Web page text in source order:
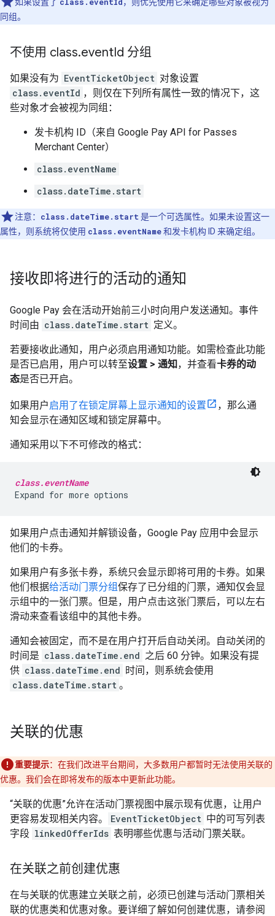
同组。
不使用 class.eventId 分组
如果没有为 EventTicketObject 对象设置
class.eventId ，则仅在下列所有属性一致的情况下，这
些对象才会被视为同组：
发卡机构 ID（来自 Google Pay API for Passes
Merchant Center）
class.eventName
class.dateTime.start
注意： class.dateTime.start 是一个可选属性。如果未设置这一
属性，则系统将仅使用 class.eventName和发卡机构 ID 来确定组。
接收即将进行的活动的通知
Google Pay 会在活动开始前三小时向用户发送通知。事件
时间由 class.dateTime.start 定义。
若要接收此通知，用户必须启用通知功能。如需检查此功能
是否已启用，用户可以转至设置 > 通知，并查看卡券的动
态是否已开启。
如果用户启用了在锁定屏幕上显示通知的设置
，那么通
知会显示在通知区域和锁定屏幕中。
通知采用以下不可修改的格式：
class.eventName
如果用户点击通知并解锁设备，Google Pay 应用中会显示
他们的卡券。
如果用户有多张卡券，系统只会显示即将可用的卡券。如果
他们根据给活动门票分组保存了已分组的门票，通知仅会显
示组中的一张门票。但是，用户点击这张门票后，可以左右
滑动来查看该组中的其他卡券。
通知会被固定，而不是在用户打开后自动关闭。自动关闭的
时间是 class.dateTime.end 之后 60 分钟。如果没有提
供 class.dateTime.end 时间，则系统会使用
class.dateTime.start 。
关联的优惠
重要提示：在我们改进平台期间，大多数用户都暂时无法使用关联的
优惠。我们会在即将发布的版本中更新此功能。
“关联的优惠”允许在活动门票视图中展示现有优惠，让用户
更容易发现相关内容。
EventTicketObject 中的可写列表
字段 linkedOfferIds 表明哪些优惠与活动门票关联。
在关联之前创建优惠
在与关联的优惠建立关联之前，必须已创建与活动门票相关
联的优惠类和优惠对象。要详细了解如何创建优惠，请参阅